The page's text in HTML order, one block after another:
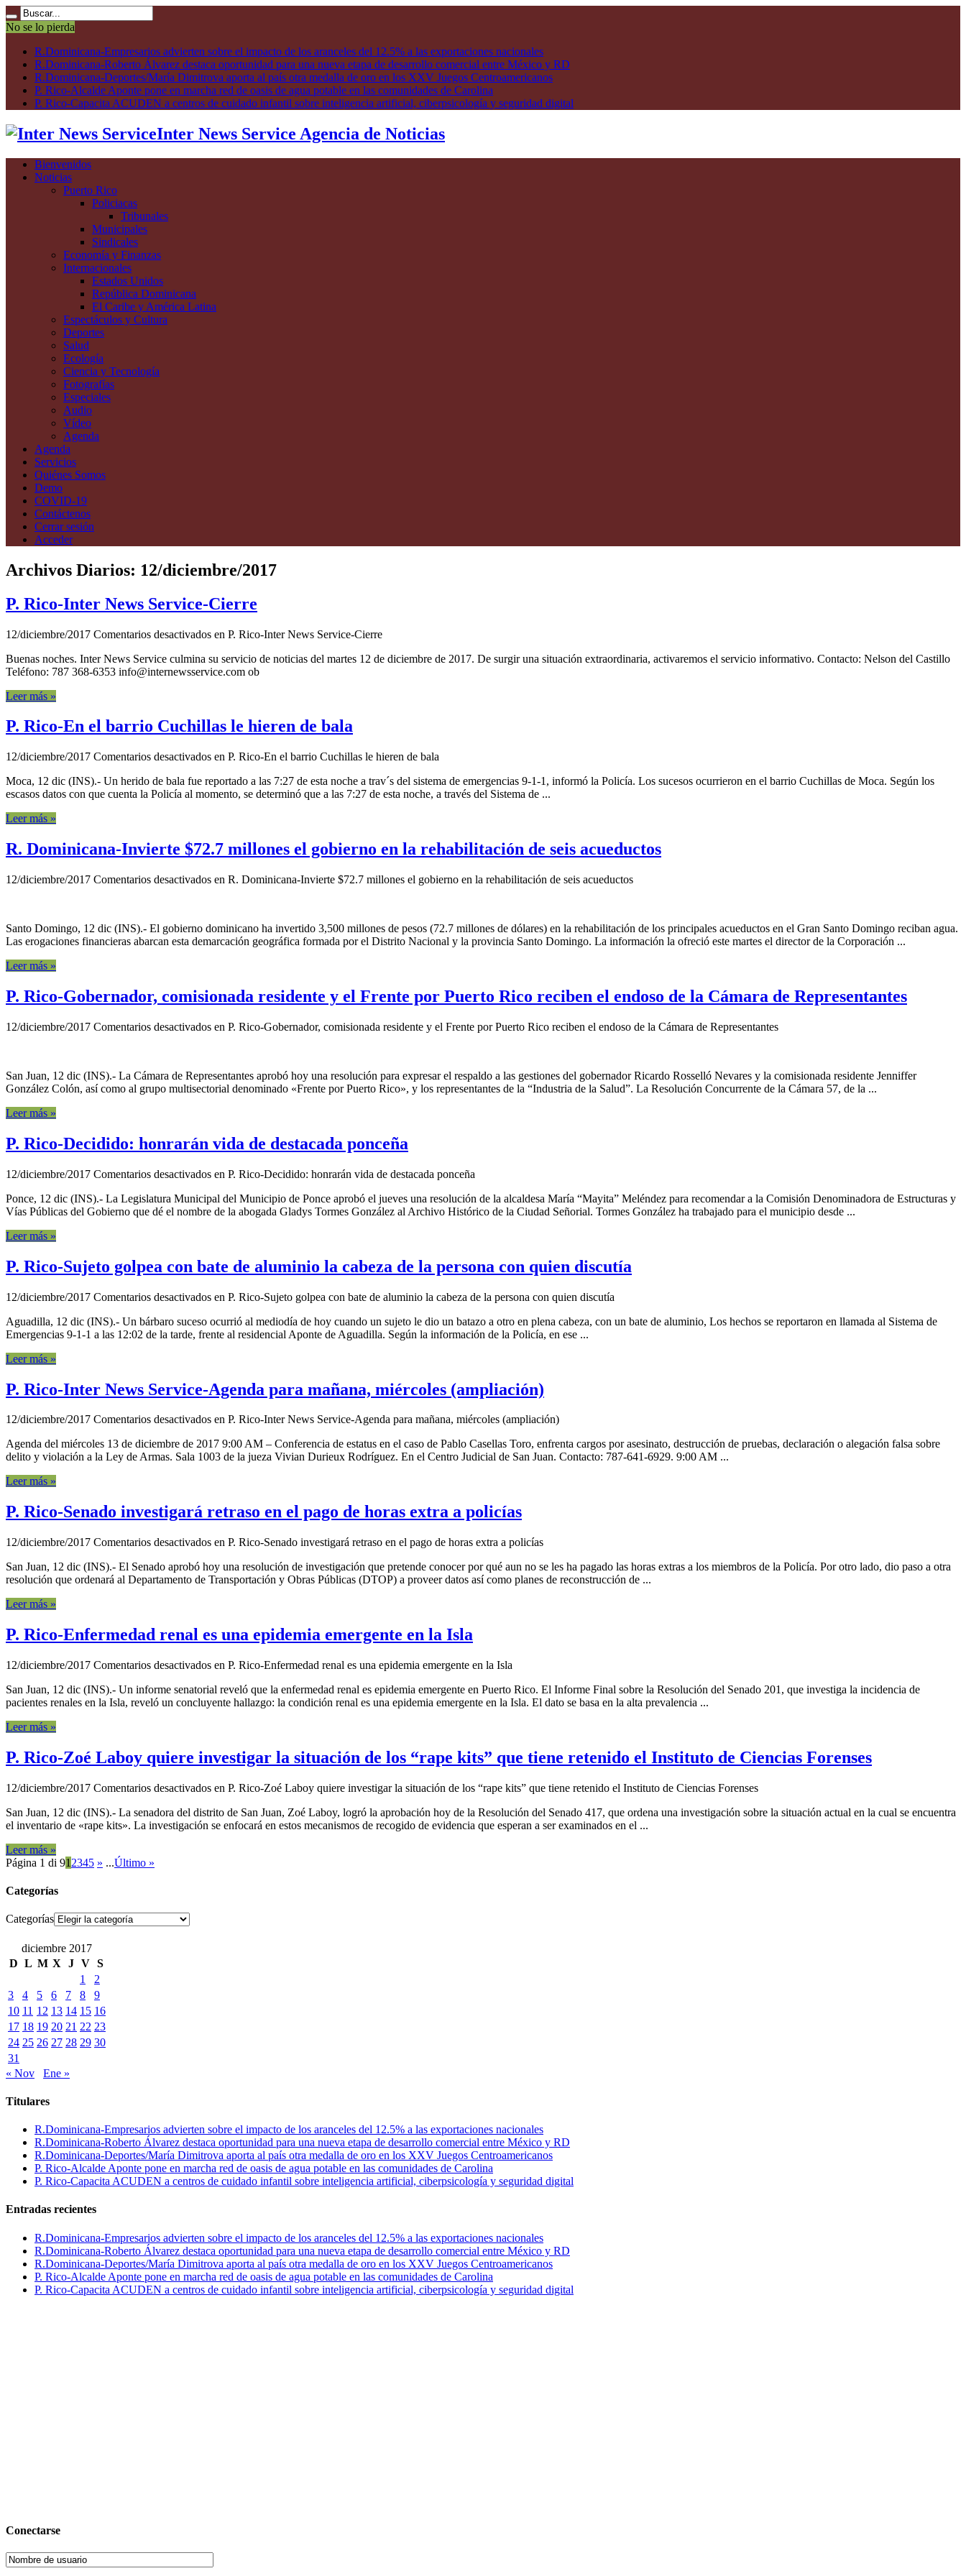
No se lo pierda
R.Dominicana-Empresarios advierten sobre el impacto de los aranceles del 12.5% a las exportaciones nacionales
R.Dominicana-Roberto Álvarez destaca oportunidad para una nueva etapa de desarrollo comercial entre México y RD
R.Dominicana-Deportes/María Dimitrova aporta al país otra medalla de oro en los XXV Juegos Centroamericanos
P. Rico-Alcalde Aponte pone en marcha red de oasis de agua potable en las comunidades de Carolina
P. Rico-Capacita ACUDEN a centros de cuidado infantil sobre inteligencia artificial, ciberpsicología y seguridad digital
Inter News Service Agencia de Noticias
Bienvenidos
Noticias
Puerto Rico
Policiacas
Tribunales
Municipales
Sindicales
Economía y Finanzas
Internacionales
Estados Unidos
República Dominicana
El Caribe y América Latina
Espectáculos y Cultura
Deportes
Salud
Ecología
Ciencia y Tecnología
Fotografías
Especiales
Audio
Vídeo
Agenda
Agenda
Servicios
Quiénes Somos
Demo
COVID-19
Contáctenos
Cerrar sesión
Acceder
Archivos Diarios: 12/diciembre/2017
P. Rico-Inter News Service-Cierre
12/diciembre/2017 Comentarios desactivados en P. Rico-Inter News Service-Cierre
Buenas noches. Inter News Service culmina su servicio de noticias del martes 12 de diciembre de 2017. De surgir una situación extraordinaria, activaremos el servicio informativo. Contacto: Nelson del Castillo
Teléfono: 787 368-6353 info@internewsservice.com ob
Leer más »
P. Rico-En el barrio Cuchillas le hieren de bala
12/diciembre/2017 Comentarios desactivados en P. Rico-En el barrio Cuchillas le hieren de bala
Moca, 12 dic (INS).- Un herido de bala fue reportado a las 7:27 de esta noche a trav´s del sistema de emergencias 9-1-1, informó la Policía. Los sucesos ocurrieron en el barrio Cuchillas de Moca. Según los
escasos datos con que cuenta la Policía al momento, se determinó que a las 7:27 de esta noche, a través del Sistema de ...
Leer más »
R. Dominicana-Invierte $72.7 millones el gobierno en la rehabilitación de seis acueductos
12/diciembre/2017 Comentarios desactivados en R. Dominicana-Invierte $72.7 millones el gobierno en la rehabilitación de seis acueductos
Santo Domingo, 12 dic (INS).- El gobierno dominicano ha invertido 3,500 millones de pesos (72.7 millones de dólares) en la rehabilitación de los principales acueductos en el Gran Santo Domingo reciban agua.
Las erogaciones financieras abarcan esta demarcación geográfica formada por el Distrito Nacional y la provincia Santo Domingo. La información la ofreció este martes el director de la Corporación ...
Leer más »
P. Rico-Gobernador, comisionada residente y el Frente por Puerto Rico reciben el endoso de la Cámara de Representantes
12/diciembre/2017 Comentarios desactivados en P. Rico-Gobernador, comisionada residente y el Frente por Puerto Rico reciben el endoso de la Cámara de Representantes
San Juan, 12 dic (INS).- La Cámara de Representantes aprobó hoy una resolución para expresar el respaldo a las gestiones del gobernador Ricardo Rosselló Nevares y la comisionada residente Jenniffer
González Colón, así como al grupo multisectorial denominado «Frente por Puerto Rico», y los representantes de la “Industria de la Salud”. La Resolución Concurrente de la Cámara 57, de la ...
Leer más »
P. Rico-Decidido: honrarán vida de destacada ponceña
12/diciembre/2017 Comentarios desactivados en P. Rico-Decidido: honrarán vida de destacada ponceña
Ponce, 12 dic (INS).- La Legislatura Municipal del Municipio de Ponce aprobó el jueves una resolución de la alcaldesa María “Mayita” Meléndez para recomendar a la Comisión Denominadora de Estructuras y
Vías Públicas del Gobierno que dé el nombre de la abogada Gladys Tormes González al Archivo Histórico de la Ciudad Señorial. Tormes González ha trabajado para el municipio desde ...
Leer más »
P. Rico-Sujeto golpea con bate de aluminio la cabeza de la persona con quien discutía
12/diciembre/2017 Comentarios desactivados en P. Rico-Sujeto golpea con bate de aluminio la cabeza de la persona con quien discutía
Aguadilla, 12 dic (INS).- Un bárbaro suceso ocurrió al mediodía de hoy cuando un sujeto le dio un batazo a otro en plena cabeza, con un bate de aluminio, Los hechos se reportaron en llamada al Sistema de
Emergencias 9-1-1 a las 12:02 de la tarde, frente al residencial Aponte de Aguadilla. Según la información de la Policía, en ese ...
Leer más »
P. Rico-Inter News Service-Agenda para mañana, miércoles (ampliación)
12/diciembre/2017 Comentarios desactivados en P. Rico-Inter News Service-Agenda para mañana, miércoles (ampliación)
Agenda del miércoles 13 de diciembre de 2017 9:00 AM – Conferencia de estatus en el caso de Pablo Casellas Toro, enfrenta cargos por asesinato, destrucción de pruebas, declaración o alegación falsa sobre
delito y violación a la Ley de Armas. Sala 1003 de la jueza Vivian Durieux Rodríguez. En el Centro Judicial de San Juan. Contacto: 787-641-6929. 9:00 AM ...
Leer más »
P. Rico-Senado investigará retraso en el pago de horas extra a policías
12/diciembre/2017 Comentarios desactivados en P. Rico-Senado investigará retraso en el pago de horas extra a policías
San Juan, 12 dic (INS).- El Senado aprobó hoy una resolución de investigación que pretende conocer por qué aun no se les ha pagado las horas extras a los miembros de la Policía. Por otro lado, dio paso a otra
resolución que ordenará al Departamento de Transportación y Obras Públicas (DTOP) a proveer datos así como planes de reconstrucción de ...
Leer más »
P. Rico-Enfermedad renal es una epidemia emergente en la Isla
12/diciembre/2017 Comentarios desactivados en P. Rico-Enfermedad renal es una epidemia emergente en la Isla
San Juan, 12 dic (INS).- Un informe senatorial reveló que la enfermedad renal es epidemia emergente en Puerto Rico. El Informe Final sobre la Resolución del Senado 201, que investiga la incidencia de
pacientes renales en la Isla, reveló un concluyente hallazgo: la condición renal es una epidemia emergente en la Isla. El dato se basa en la alta prevalencia ...
Leer más »
P. Rico-Zoé Laboy quiere investigar la situación de los “rape kits” que tiene retenido el Instituto de Ciencias Forenses
12/diciembre/2017 Comentarios desactivados en P. Rico-Zoé Laboy quiere investigar la situación de los “rape kits” que tiene retenido el Instituto de Ciencias Forenses
San Juan, 12 dic (INS).- La senadora del distrito de San Juan, Zoé Laboy, logró la aprobación hoy de la Resolución del Senado 417, que ordena una investigación sobre la situación actual en la cual se encuentra
el inventario de «rape kits». La investigación se enfocará en estos mecanismos de recogido de evidencia que esperan a ser examinados en el ...
Leer más »
Página 1 di 91 2345 » ...Último »
Categorías
Categorías
diciembre 2017
D L M X J V S
1
2
3
4 5 6 7 8
9
10 11 12 13 14 15 16
17 18 19 20 21 22 23
24 25 26 27 28 29 30
31
« Nov
Ene »
Titulares
R.Dominicana-Empresarios advierten sobre el impacto de los aranceles del 12.5% a las exportaciones nacionales
R.Dominicana-Roberto Álvarez destaca oportunidad para una nueva etapa de desarrollo comercial entre México y RD
R.Dominicana-Deportes/María Dimitrova aporta al país otra medalla de oro en los XXV Juegos Centroamericanos
P. Rico-Alcalde Aponte pone en marcha red de oasis de agua potable en las comunidades de Carolina
P. Rico-Capacita ACUDEN a centros de cuidado infantil sobre inteligencia artificial, ciberpsicología y seguridad digital
Entradas recientes
R.Dominicana-Empresarios advierten sobre el impacto de los aranceles del 12.5% a las exportaciones nacionales
R.Dominicana-Roberto Álvarez destaca oportunidad para una nueva etapa de desarrollo comercial entre México y RD
R.Dominicana-Deportes/María Dimitrova aporta al país otra medalla de oro en los XXV Juegos Centroamericanos
P. Rico-Alcalde Aponte pone en marcha red de oasis de agua potable en las comunidades de Carolina
P. Rico-Capacita ACUDEN a centros de cuidado infantil sobre inteligencia artificial, ciberpsicología y seguridad digital
Conectarse